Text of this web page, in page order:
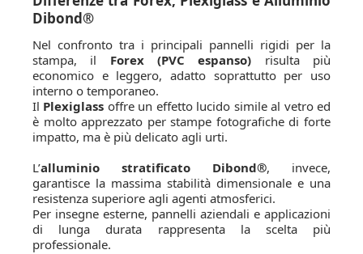
Dibond®
Nel confronto tra i principali pannelli rigidi per la
stampa, il Forex (PVC espanso) risulta più
economico e leggero, adatto soprattutto per uso
interno o temporaneo.
Il Plexiglass offre un effetto lucido simile al vetro ed
è molto apprezzato per stampe fotografiche di forte
impatto, ma è più delicato agli urti.
L’alluminio stratificato Dibond®, invece,
garantisce la massima stabilità dimensionale e una
resistenza superiore agli agenti atmosferici.
Per insegne esterne, pannelli aziendali e applicazioni
di lunga durata rappresenta la scelta più
professionale.